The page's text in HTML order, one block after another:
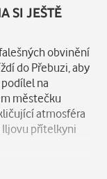
SI JEŠTĚ
obvinění
do Přebuzi, aby
na
městečku
atmosféra
Iljovu přítelkyni